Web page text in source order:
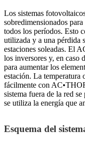
Los sistemas
sobredimensionados
todos los períodos. Esto
utilizada y a una pérdida
estaciones soleadas. El
los inversores y, en caso
para aumentar los
estación. La temperatura
fácilmente con
sistema fuera de la red
se utiliza la energía que
Esquema del